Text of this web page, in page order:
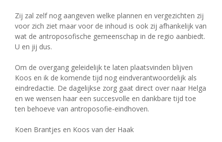
Zij zal zelf nog aangeven welke plannen en vergezichten zij
voor zich ziet maar voor de inhoud is ook zij afhankelijk van
wat de antroposofische gemeenschap in de regio aanbiedt.
U en jij dus.
Om de overgang geleidelijk te laten plaatsvinden blijven
Koos en ik de komende tijd nog eindverantwoordelijk als
eindredactie. De dagelijkse zorg gaat direct over naar Helga
en we wensen haar een succesvolle en dankbare tijd toe
ten behoeve van antroposofie-eindhoven.
Koen Brantjes en Koos van der Haak